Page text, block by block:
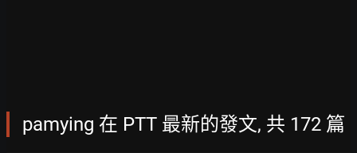
pamying 在 PTT 最新的發文, 共 172 篇